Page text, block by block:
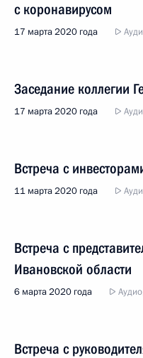
с коронавирусом
17 марта 2020 года
Заседание коллегии
17 марта 2020 года
Встреча с
11 марта 2020 года
Встреча с
Ивановской области
6 марта 2020 года
Встреча с